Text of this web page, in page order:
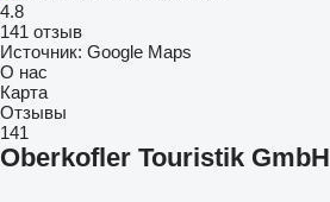
4.8
141 отзыв
Источник: Google Maps
О нас
Карта
Отзывы
141
Oberkofler Touristik GmbH